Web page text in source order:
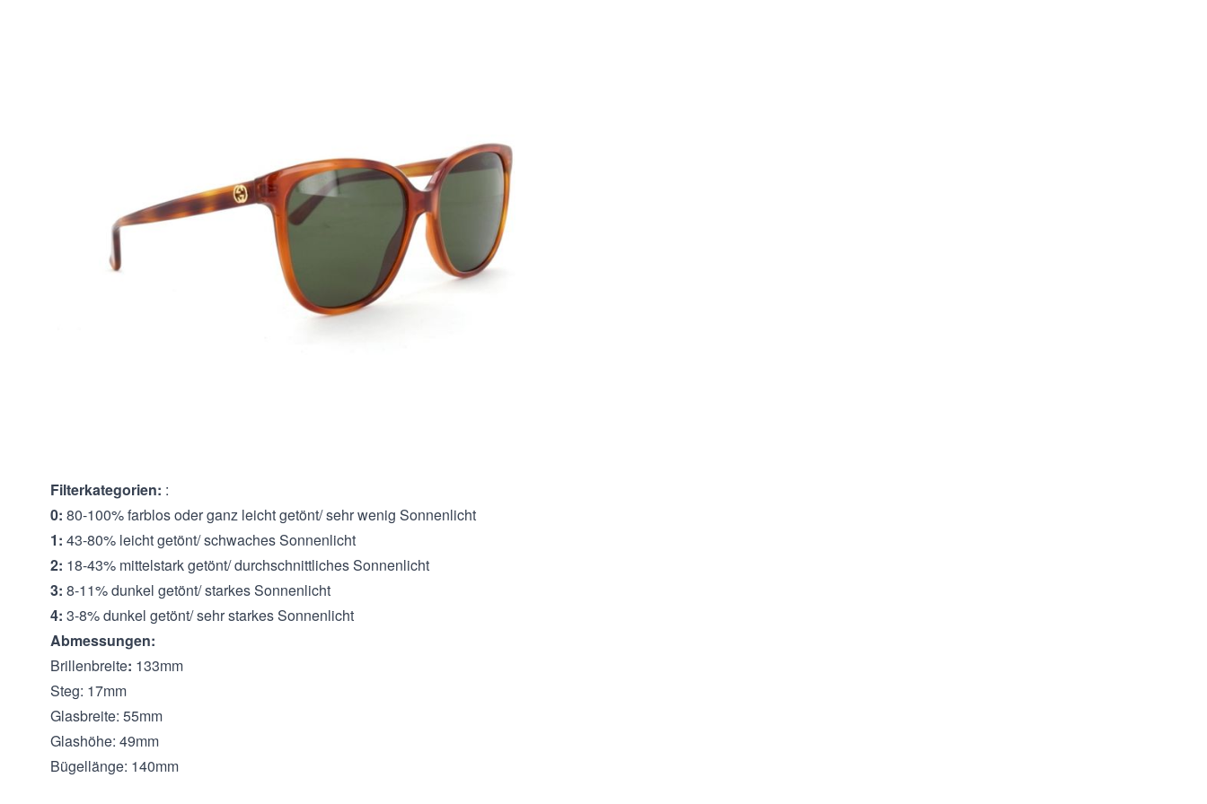
0561E crystal Brown/ Green
Filterkategorie:3
Stylische Gucci Sonnenbrille im angesagtem Stil.
Die Sonnenbrille und/oder Schutzfilter, schützen die Augen vor schädlichen und
unangenehmen Auswirkungen des Sonnenlichts.
Die grünen Gläser überzeugen durch Ihre stillvolle Farbe und stehen in einem
Filterkategorien: :
0: 80-100% farblos oder ganz leicht getönt/ sehr wenig Sonnenlicht
1: 43-80% leicht getönt/ schwaches Sonnenlicht
2: 18-43% mittelstark getönt/ durchschnittliches Sonnenlicht
3: 8-11% dunkel getönt/ starkes Sonnenlicht
4: 3-8% dunkel getönt/ sehr starkes Sonnenlicht
Abmessungen:
Brillenbreite: 133mm
Steg: 17mm
Glasbreite: 55mm
Glashöhe: 49mm
Bügellänge: 140mm